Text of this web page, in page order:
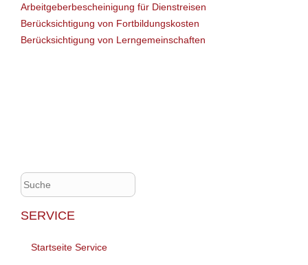
Arbeitgeberbescheinigung für Dienstreisen
Berücksichtigung von Fortbildungskosten
Berücksichtigung von Lerngemeinschaften
SERVICE
überspringen
Startseite Service